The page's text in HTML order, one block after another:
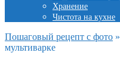
Хранение
Чистота на кухне
Пошаговый рецепт с фото »
мультиварке